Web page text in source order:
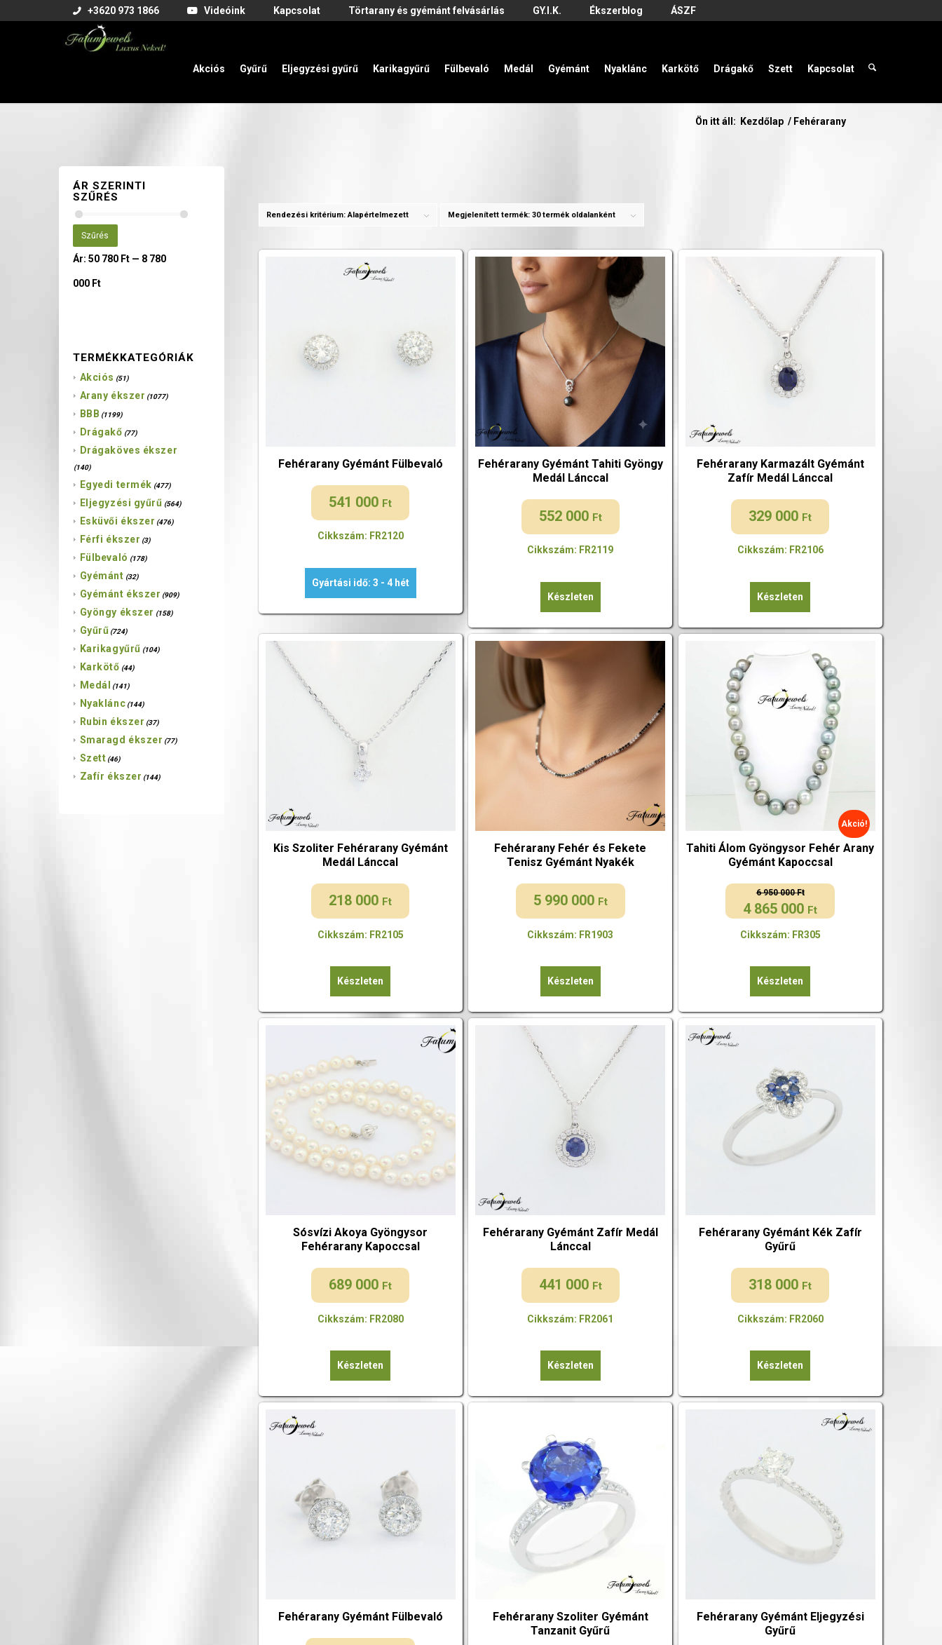
+3620 973 1866 Videóink Kapcsolat Törtarany és gyémánt felvásárlás GY.I.K. Ékszerblog ÁSZF
Akciós Gyűrű Eljegyzési gyűrű Karikagyűrű Fülbevaló Medál Gyémánt Nyaklánc Karkötő Drágakő Szett Kapcsolat
Ön itt áll: Kezdőlap / Fehérarany
Rendezési kritérium:Alapértelmezett Megjelenített termék: 30 termék oldalanként
Fehérarany Gyémánt Fülbevaló
541 000 Ft
Cikkszám: FR2120
Gyártási idő: 3 - 4 hét
Fehérarany Gyémánt Tahiti Gyöngy
Medál Lánccal
552 000 Ft
Cikkszám: FR2119
Készleten
Fehérarany Karmazált Gyémánt
Zafír Medál Lánccal
329 000 Ft
Cikkszám: FR2106
Készleten
Kis Szoliter Fehérarany Gyémánt
Medál Lánccal
218 000 Ft
Cikkszám: FR2105
Készleten
Fehérarany Fehér és Fekete
Tenisz Gyémánt Nyakék
5 990 000 Ft
Cikkszám: FR1903
Készleten
Tahiti Álom Gyöngysor Fehér Arany
Gyémánt Kapoccsal
6 950 000Ft
Original
was:
950
4 865 000 Ft
Current
is:
865
Akció!
Cikkszám: FR305
Készleten
Sósvízi Akoya Gyöngysor
Fehérarany Kapoccsal
689 000 Ft
Cikkszám: FR2080
Készleten
Fehérarany Gyémánt Zafír Medál
Lánccal
441 000 Ft
Cikkszám: FR2061
Készleten
Fehérarany Gyémánt Kék Zafír
Gyűrű
318 000 Ft
Cikkszám: FR2060
Készleten
Fehérarany Gyémánt Fülbevaló
Fehérarany Szoliter Gyémánt
Tanzanit Gyűrű
Fehérarany Gyémánt Eljegyzési
Gyűrű
ÁR SZERINTI
SZŰRÉS
Szűrés
Ár: 50 780 Ft— 8 780
000 Ft
TERMÉKKATEGÓRIÁK
Akciós (51)
Arany ékszer (1077)
BBB (1199)
Drágakő (77)
Drágaköves ékszer
(140)
Egyedi termék (477)
Eljegyzési gyűrű (564)
Esküvői ékszer (476)
Férfi ékszer (3)
Fülbevaló (178)
Gyémánt (32)
Gyémánt ékszer (909)
Gyöngy ékszer (158)
Gyűrű (724)
Karikagyűrű (104)
Karkötő (44)
Medál (141)
Nyaklánc (144)
Rubin ékszer (37)
Smaragd ékszer (77)
Szett (46)
Zafír ékszer (144)